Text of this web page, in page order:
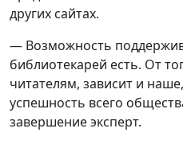
других сайтах.
— Возможность
библиотекарей есть. От
читателям, зависит и
успешность всего
завершение эксперт.